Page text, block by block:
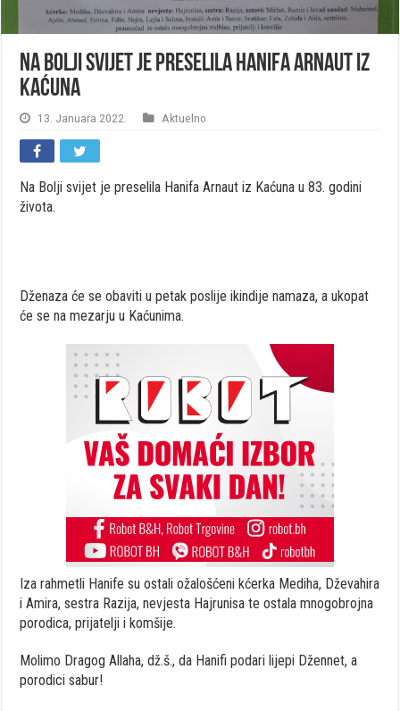
Na Bolji svijet je preselila Hanifa Arnaut iz
Kaćuna
13. Januara 2022. Aktuelno
Na Bolji svijet je preselila Hanifa Arnaut iz Kaćuna u 83. godini
života.
Dženaza će se obaviti u petak poslije ikindije namaza, a ukopat
će se na mezarju u Kaćunima.
Iza rahmetli Hanife su ostali ožalošćeni kćerka Mediha, Dževahira
i Amira, sestra Razija, nevjesta Hajrunisa te ostala mnogobrojna
porodica, prijatelji i komšije.
Molimo Dragog Allaha, dž.š., da Hanifi podari lijepi Džennet, a
porodici sabur!